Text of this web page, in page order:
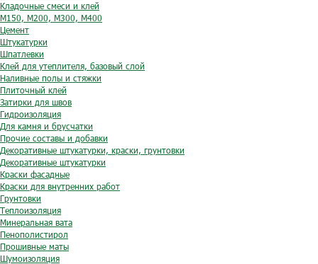
Кладочные смеси и клей
М150, М200, М300, М400
Цемент
Штукатурки
Шпатлевки
Клей для утеплителя, базовый слой
Наливные полы и стяжки
Плиточный клей
Затирки для швов
Гидроизоляция
Для камня и брусчатки
Прочие составы и добавки
Декоративные штукатурки, краски, грунтовки
Декоративные штукатурки
Краски фасадные
Краски для внутренних работ
Грунтовки
Теплоизоляция
Минеральная вата
Пенополистирол
Прошивные маты
Шумоизоляция